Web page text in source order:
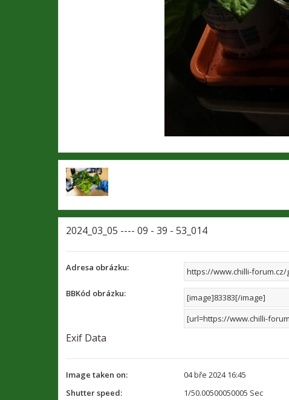
2024_03_05 ---- 09 - 39 - 53_014
Adresa obrázku:
BBKód obrázku:
Exif Data
Image taken on: 04 bře 2024 16:45
Shutter speed:
1/50.00500050005 Sec